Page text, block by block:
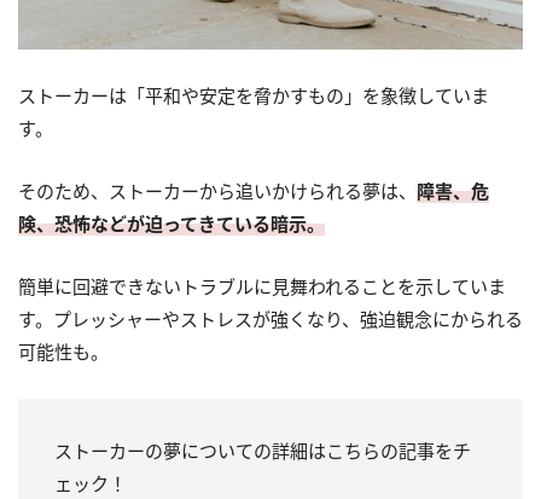
ストーカーは「平和や安定を脅かすもの」を象徴していま
す。
そのため、ストーカーから追いかけられる夢は、 障害、危
険、恐怖などが迫ってきている暗示。
簡単に回避できないトラブルに見舞われることを示していま
す。プレッシャーやストレスが強くなり、強迫観念にかられる
可能性も。
ストーカーの夢についての詳細はこちらの記事をチ
ェック！